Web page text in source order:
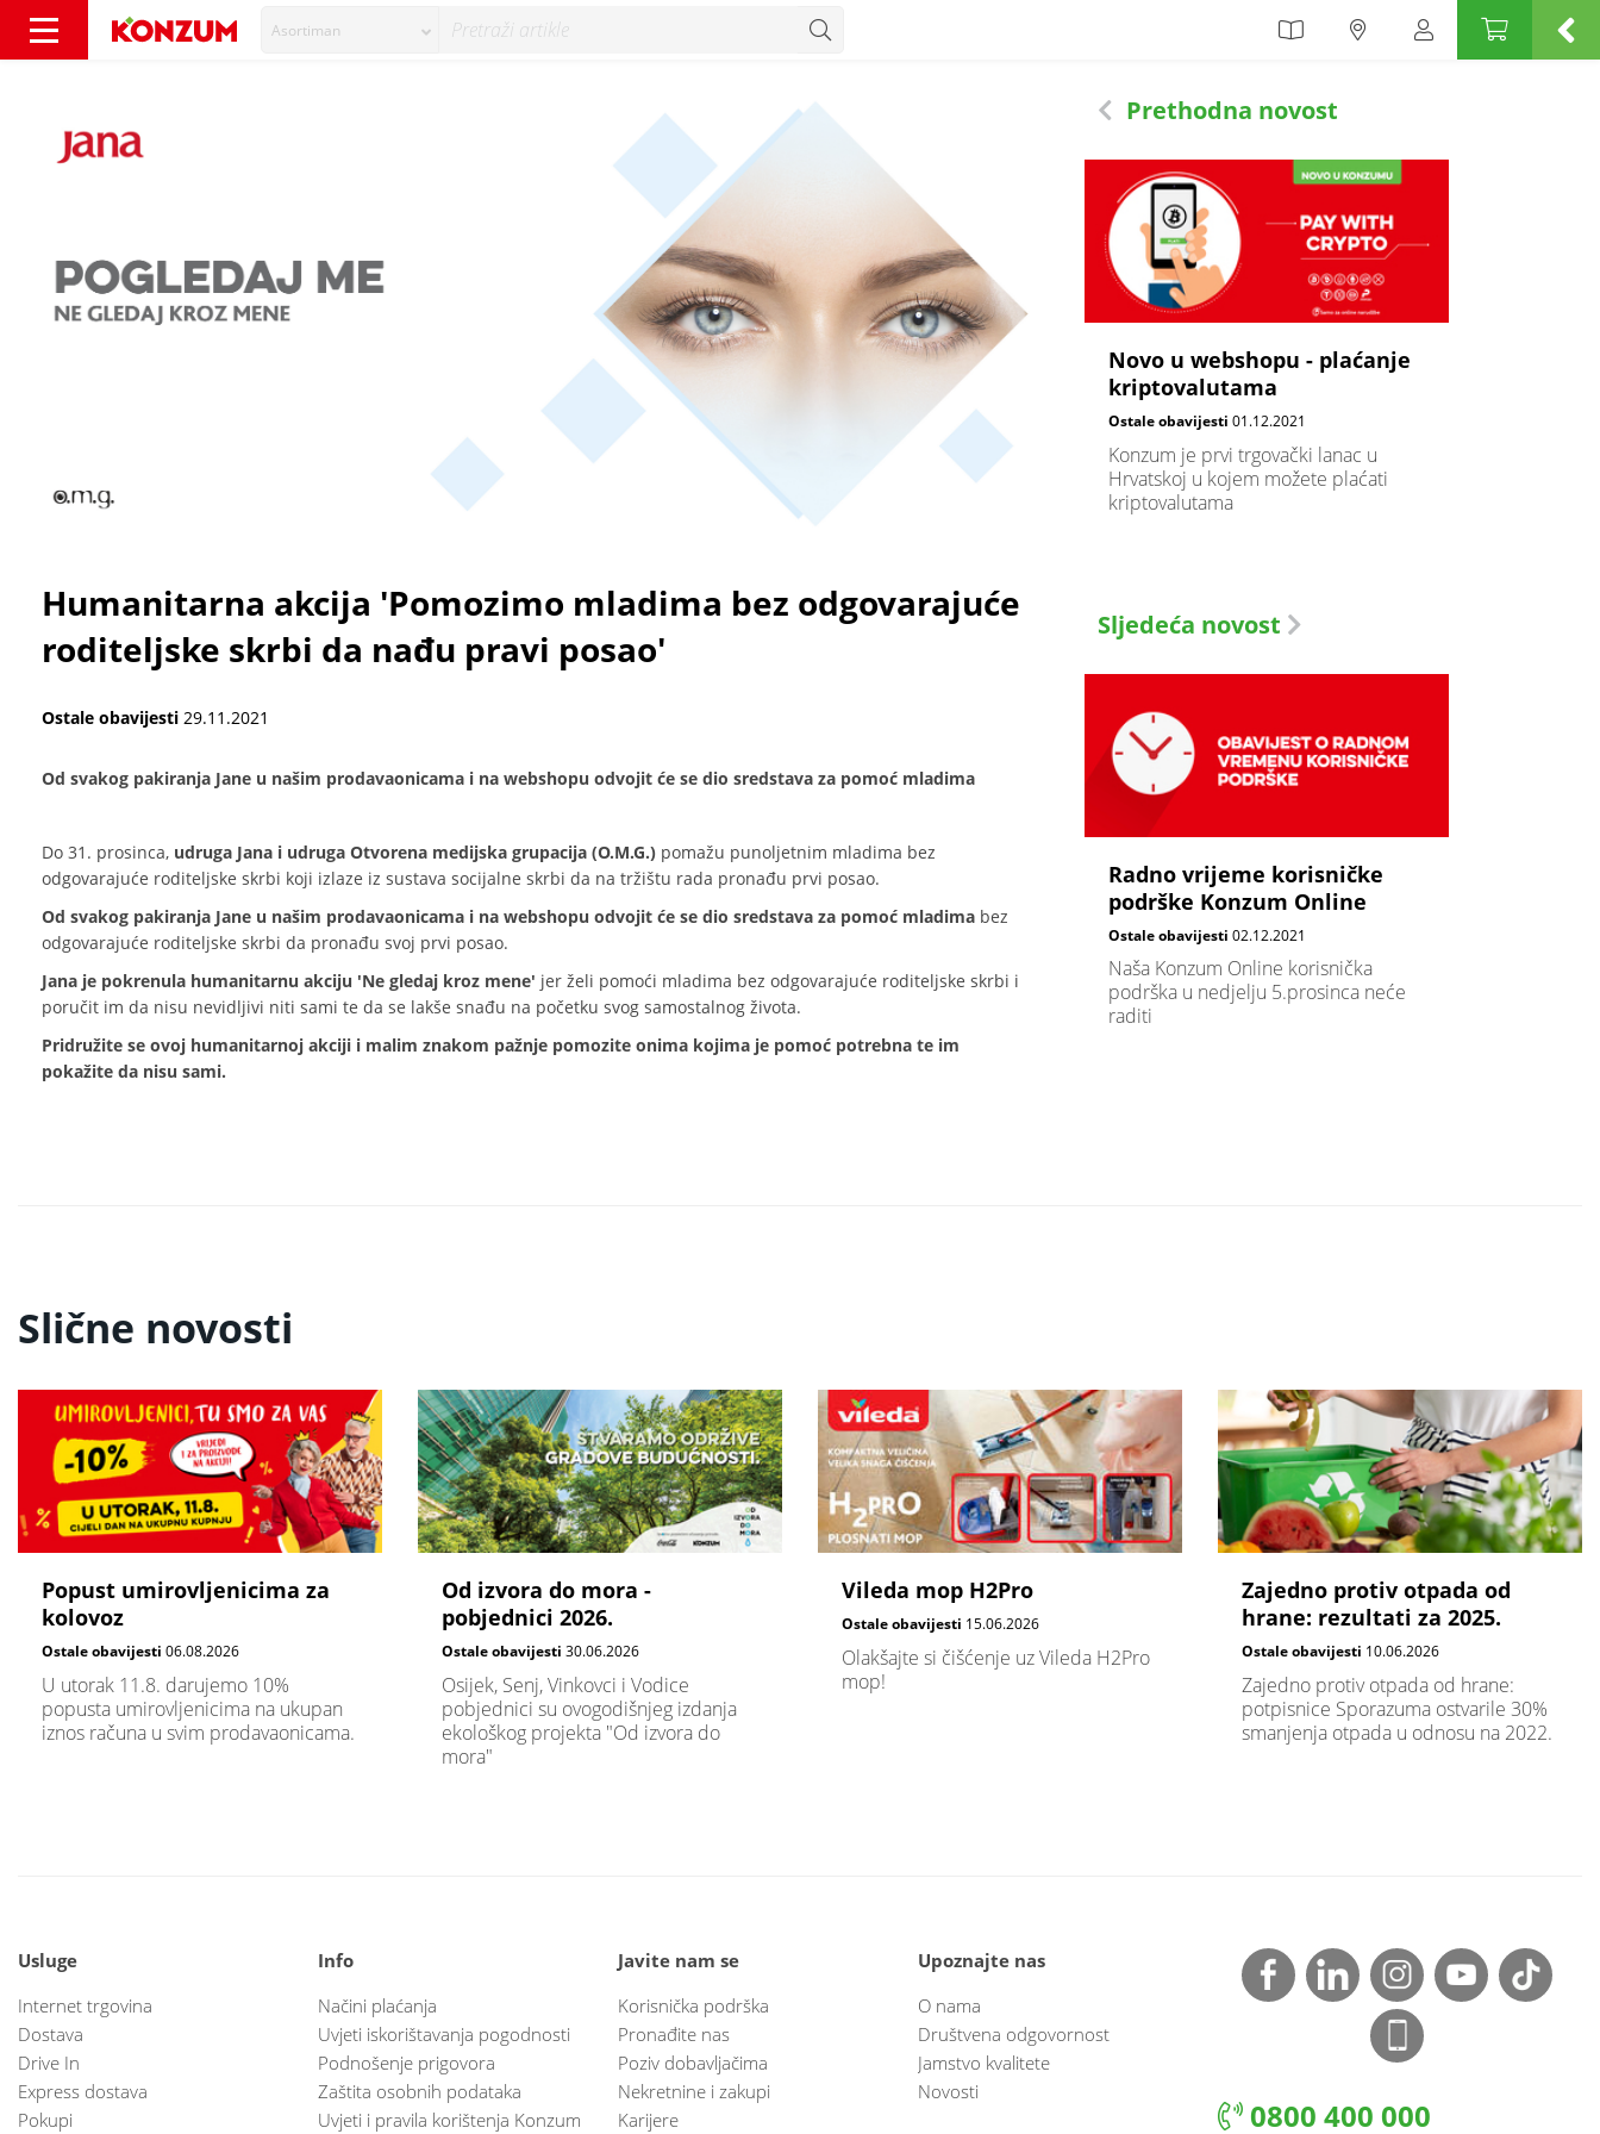
Asortiman
Humanitarna akcija 'Pomozimo mladima bez odgovarajuće
roditeljske skrbi da nađu pravi posao'
Ostale obavijesti 29.11.2021
Od svakog pakiranja Jane u našim prodavaonicama i na webshopu odvojit će se dio sredstava za pomoć mladima
Do 31. prosinca, udruga Jana i udruga Otvorena medijska grupacija (O.M.G.) pomažu punoljetnim mladima bez
odgovarajuće roditeljske skrbi koji izlaze iz sustava socijalne skrbi da na tržištu rada pronađu prvi posao.
Od svakog pakiranja Jane u našim prodavaonicama i na webshopu odvojit će se dio sredstava za pomoć mladima bez
odgovarajuće roditeljske skrbi da pronađu svoj prvi posao.
Jana je pokrenula humanitarnu akciju 'Ne gledaj kroz mene' jer želi pomoći mladima bez odgovarajuće roditeljske skrbi i
poručit im da nisu nevidljivi niti sami te da se lakše snađu na početku svog samostalnog života.
Pridružite se ovoj humanitarnoj akciji i malim znakom pažnje pomozite onima kojima je pomoć potrebna te im
pokažite da nisu sami.
Prethodna novost
Novo u webshopu - plaćanje
kriptovalutama
Ostale obavijesti 01.12.2021
​Konzum je prvi trgovački lanac u
Hrvatskoj u kojem možete plaćati
kriptovalutama
Sljedeća novost
Radno vrijeme korisničke
podrške Konzum Online
Ostale obavijesti 02.12.2021
Naša Konzum Online korisnička
podrška u nedjelju 5.prosinca neće
raditi
Slične novosti
Popust umirovljenicima za
kolovoz
Ostale obavijesti 06.08.2026
U utorak 11.8. darujemo 10%
popusta umirovljenicima na ukupan
iznos računa u svim prodavaonicama.
Od izvora do mora -
pobjednici 2026.
Ostale obavijesti 30.06.2026
Osijek, Senj, Vinkovci i Vodice
pobjednici su ovogodišnjeg izdanja
ekološkog projekta "Od izvora do
mora"
Vileda mop H2Pro
Ostale obavijesti 15.06.2026
Olakšajte si čišćenje uz Vileda H2Pro
mop!
Zajedno protiv otpada od
hrane: rezultati za 2025.
Ostale obavijesti 10.06.2026
Zajedno protiv otpada od hrane:
potpisnice Sporazuma ostvarile 30%
smanjenja otpada u odnosu na 2022.
Usluge
Internet trgovina
Dostava
Drive In
Express dostava
Pokupi
Info
Načini plaćanja
Uvjeti iskorištavanja pogodnosti
Podnošenje prigovora
Zaštita osobnih podataka
Uvjeti i pravila korištenja Konzum
Javite nam se
Korisnička podrška
Pronađite nas
Poziv dobavljačima
Nekretnine i zakupi
Karijere
Upoznajte nas
O nama
Društvena odgovornost
Jamstvo kvalitete
Novosti
0800 400 000